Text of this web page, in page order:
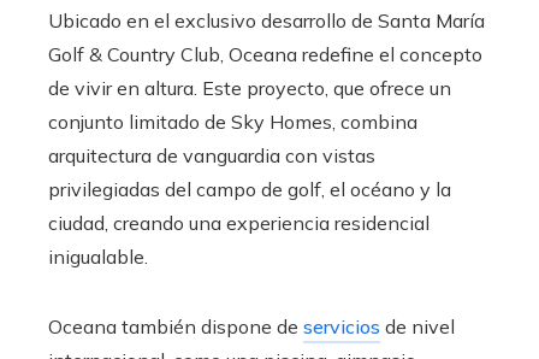
Ubicado en el exclusivo desarrollo de Santa María
Golf & Country Club, Oceana redefine el concepto
de vivir en altura. Este proyecto, que ofrece un
conjunto limitado de Sky Homes, combina
arquitectura de vanguardia con vistas
privilegiadas del campo de golf, el océano y la
ciudad, creando una experiencia residencial
inigualable.
Oceana también dispone de servicios de nivel